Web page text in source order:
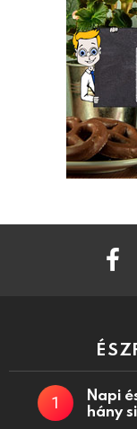
Napi
hány